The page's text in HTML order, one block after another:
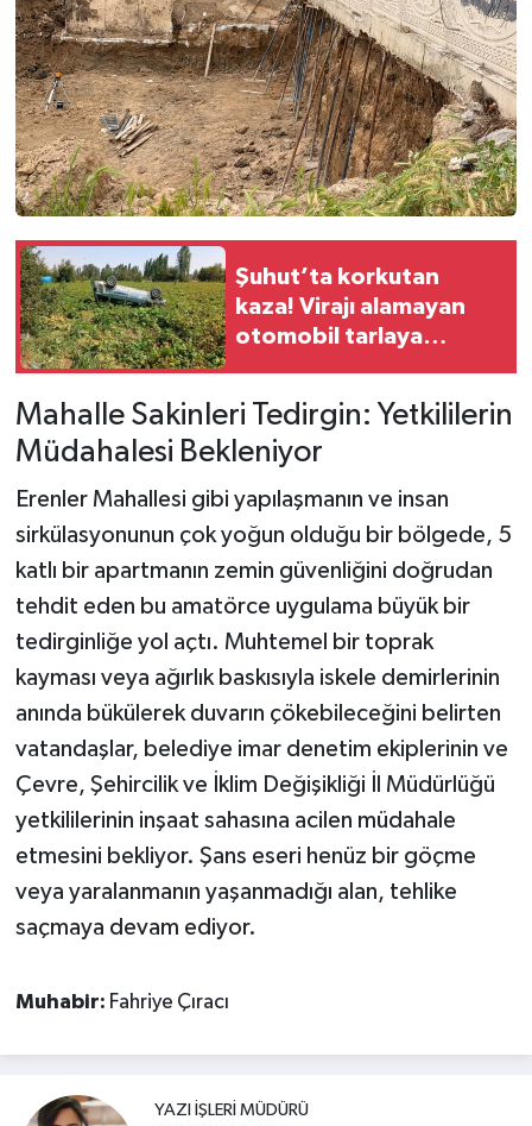
Şuhut’ta korkutan
kaza! Virajı alamayan
otomobil tarlaya
Mahalle Sakinleri Tedirgin: Yetkililerin
Müdahalesi Bekleniyor
Erenler Mahallesi gibi yapılaşmanın ve insan
sirkülasyonunun çok yoğun olduğu bir bölgede, 5
katlı bir apartmanın zemin güvenliğini doğrudan
tehdit eden bu amatörce uygulama büyük bir
tedirginliğe yol açtı. Muhtemel bir toprak
kayması veya ağırlık baskısıyla iskele demirlerinin
anında bükülerek duvarın çökebileceğini belirten
vatandaşlar, belediye imar denetim ekiplerinin ve
Çevre, Şehircilik ve İklim Değişikliği İl Müdürlüğü
yetkililerinin inşaat sahasına acilen müdahale
etmesini bekliyor. Şans eseri henüz bir göçme
veya yaralanmanın yaşanmadığı alan, tehlike
saçmaya devam ediyor.
Muhabir: Fahriye Çıracı
YAZI İŞLERI MÜDÜRÜ